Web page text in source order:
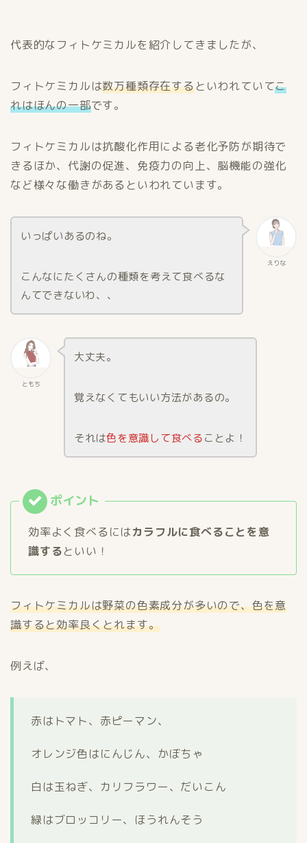
代表的なフィトケミカルを紹介してきましたが、
フィトケミカルは数万種類存在するといわれていてこ
れはほんの一部です。
フィトケミカルは抗酸化作用による老化予防が期待で
きるほか、代謝の促進、免疫力の向上、脳機能の強化
など様々な働きがあるといわれています。
えりな
いっぱいあるのね。
こんなにたくさんの種類を考えて食べるな
んてできないわ、、
ともち
大丈夫。
覚えなくてもいい方法があるの。
それは色を意識して食べることよ！
効率よく食べるにはカラフルに食べることを意
識するといい！
フィトケミカルは野菜の色素成分が多いので、色を意
識すると効率良くとれます。
例えば、
赤はトマト、赤ピーマン、
オレンジ色はにんじん、かぼちゃ
白は玉ねぎ、カリフラワー、だいこん
緑はブロッコリー、ほうれんそう